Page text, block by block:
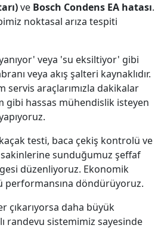
ve Bosch Condens EA hatası.
noktasal arıza tespiti
veya 'su eksiltiyor' gibi
veya akış şalteri kaynaklıdır.
servis araçlarımızla dakikalar
gibi hassas mühendislik isteyen
testi, baca çekiş kontrolü ve
sakinlerine sunduğumuz şeffaf
düzenliyoruz. Ekonomik
performansına döndürüyoruz.
çıkarıyorsa daha büyük
randevu sistemimiz sayesinde